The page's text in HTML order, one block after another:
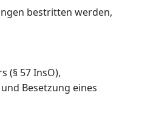
bestritten werden,
(§ 57 InsO),
Besetzung eines